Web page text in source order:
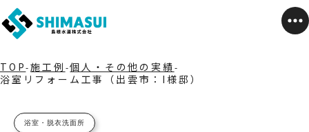
TOP 施工例 個人・その他の実績
浴室リフォーム工事（出雲市：I様邸）
浴室・脱衣洗面所